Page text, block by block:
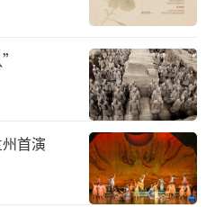
年团秦腔演员张洋
为演出折子戏《白蛇传
记者李一博摄
首演